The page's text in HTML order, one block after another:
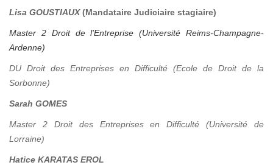
Lisa GOUSTIAUX(Mandataire Judiciaire stagiaire)
Master 2 Droit de l'Entreprise (Université Reims-Champagne-
Ardenne)
DU Droit des Entreprises en Difficulté (Ecole de Droit de la
Sorbonne)
Sarah GOMES
Master 2 Droit des Entreprises en Difficulté (Université de
Lorraine)
Hatice KARATAS EROL